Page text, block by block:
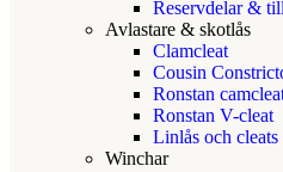
Reservdelar &
Avlastare & skotlås
Clamcleat
Cousin
Ronstan
Ronstan V-cleat
Linlås och cleats
Winchar